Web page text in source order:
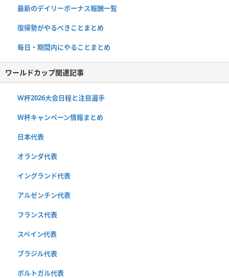
最新のデイリーボーナス報酬一覧
復帰勢がやるべきことまとめ
毎日・期間内にやることまとめ
ワールドカップ関連記事
W杯2026大会日程と注目選手
W杯キャンペーン情報まとめ
日本代表
オランダ代表
イングランド代表
アルゼンチン代表
フランス代表
スペイン代表
ブラジル代表
ポルトガル代表